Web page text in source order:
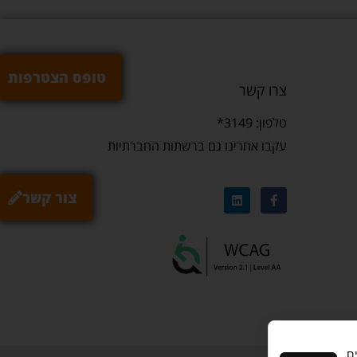
צור קשר
טופס הצטרפות
צרו קשר
טלפון: 3149*
עקבו אחרינו גם ברשתות החברתיות